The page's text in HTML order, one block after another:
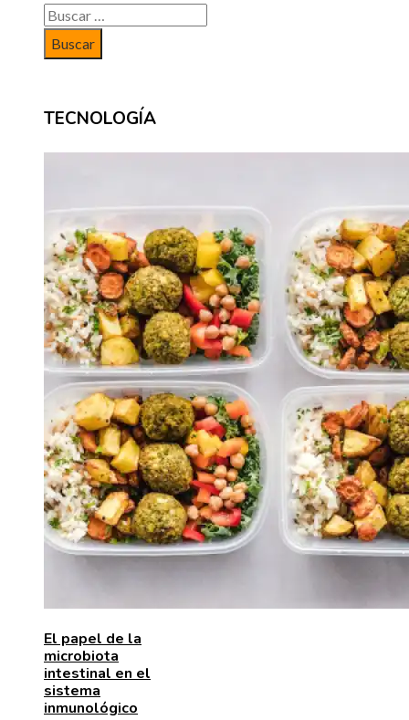
Buscar:
TECNOLOGÍA
El papel de la
microbiota
intestinal en el
sistema
inmunológico